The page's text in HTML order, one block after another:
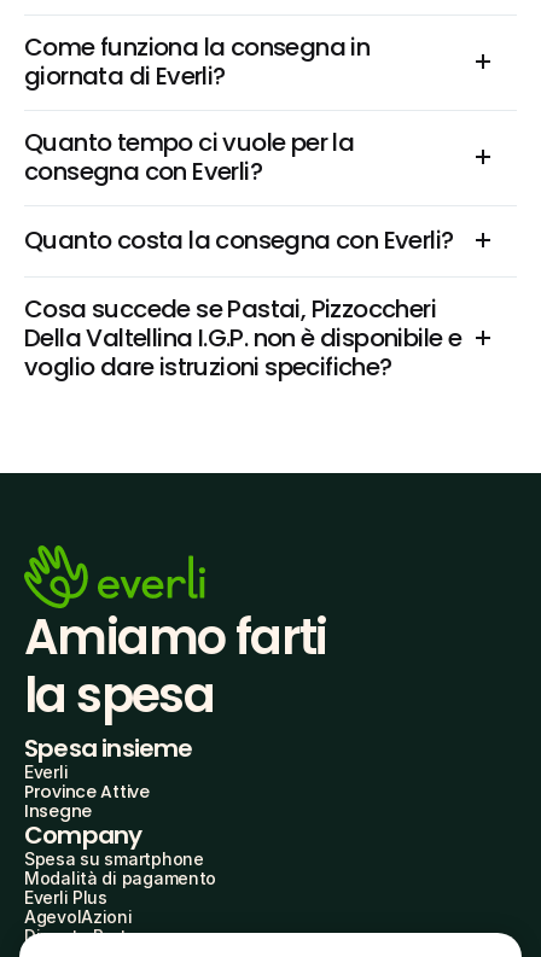
Come funziona la consegna in
giornata di Everli?
Quanto tempo ci vuole per la
consegna con Everli?
Quanto costa la consegna con Everli?
Cosa succede se Pastai, Pizzoccheri
Della Valtellina I.G.P. non è disponibile e
voglio dare istruzioni specifiche?
Amiamo farti
la spesa
Spesa insieme
Everli
Province Attive
Insegne
Company
Spesa su smartphone
Modalità di pagamento
Everli Plus
AgevolAzioni
Diventa Partner